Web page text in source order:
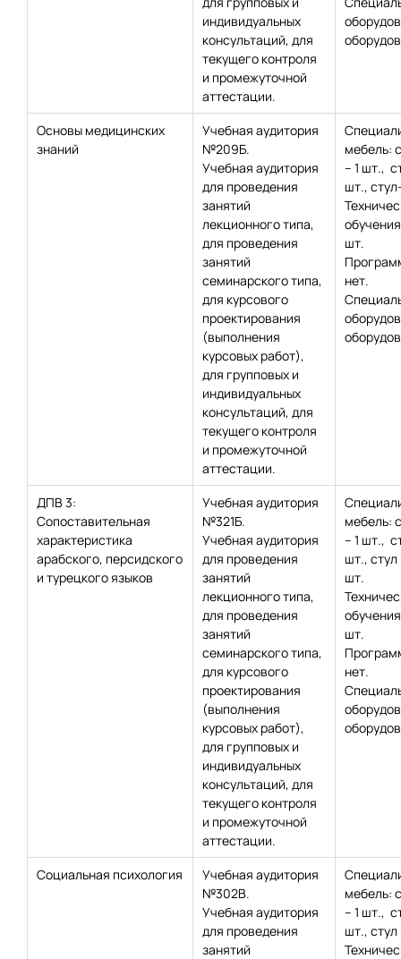
индивидуальных
консультаций, для
текущего контроля
и промежуточной
аттестации.
Основы медицинских
знаний
Учебная аудитория
№209Б.
Учебная аудитория
для проведения
занятий
лекционного типа,
для проведения
занятий
семинарского типа,
для курсового
проектирования
(выполнения
курсовых работ),
для групповых и
индивидуальных
консультаций, для
текущего контроля
и промежуточной
аттестации.
мебель:
– 1 шт.,
шт.,
шт.
нет.
ДПВ 3:
Сопоставительная
характеристика
арабского, персидского
и турецкого языков
Учебная аудитория
№321Б.
Учебная аудитория
для проведения
занятий
лекционного типа,
для проведения
занятий
семинарского типа,
для курсового
проектирования
(выполнения
курсовых работ),
для групповых и
индивидуальных
консультаций, для
текущего контроля
и промежуточной
аттестации.
мебель:
– 1 шт.,
шт., стул
шт.
шт.
нет.
Социальная психология
Учебная аудитория
№302В.
Учебная аудитория
для проведения
занятий
мебель:
– 1 шт.,
шт.,